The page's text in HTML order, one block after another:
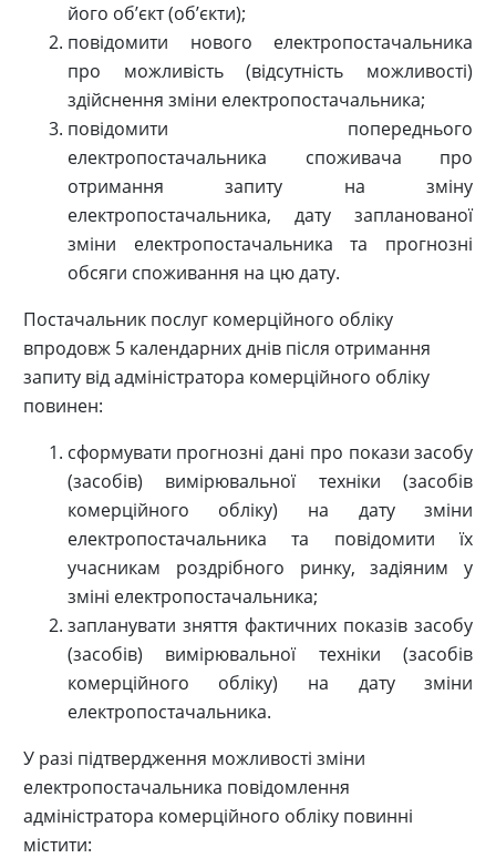
його об’єкт (об’єкти);
повідомити нового електропостачальника
про можливість (відсутність можливості)
здійснення зміни електропостачальника;
повідомити попереднього
електропостачальника споживача про
отримання запиту на зміну
електропостачальника, дату запланованої
зміни електропостачальника та прогнозні
обсяги споживання на цю дату.
Постачальник послуг комерційного обліку
впродовж 5 календарних днів після отримання
запиту від адміністратора комерційного обліку
повинен:
сформувати прогнозні дані про покази засобу
(засобів) вимірювальної техніки (засобів
комерційного обліку) на дату зміни
електропостачальника та повідомити їх
учасникам роздрібного ринку, задіяним у
зміні електропостачальника;
запланувати зняття фактичних показів засобу
(засобів) вимірювальної техніки (засобів
комерційного обліку) на дату зміни
електропостачальника.
У разі підтвердження можливості зміни
електропостачальника повідомлення
адміністратора комерційного обліку повинні
містити: